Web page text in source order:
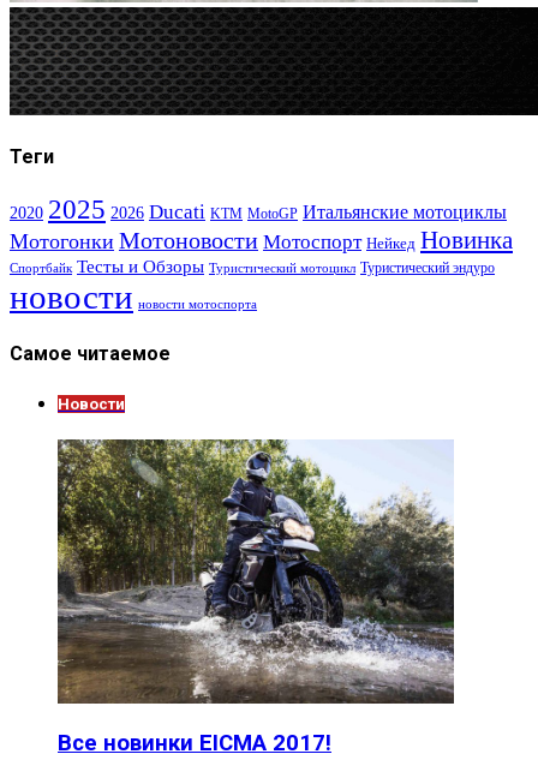
Теги
2020 2025 2026 Ducati KTM MotoGP Итальянские мотоциклы
Мотогонки Мотоновости Мотоспорт Нейкед Новинка
Спортбайк Тесты и Обзоры Туристический мотоцикл Туристический эндуро
новости новости мотоспорта
Самое читаемое
Новости
Все новинки EICMA 2017!